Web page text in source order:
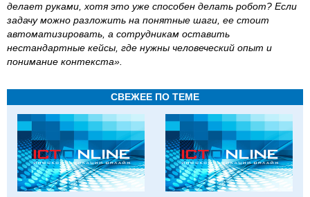
делает руками, хотя это уже способен делать робот? Если
задачу можно разложить на понятные шаги, ее стоит
автоматизировать, а сотрудникам оставить
нестандартные кейсы, где нужны человеческий опыт и
понимание контекста».
СВЕЖЕЕ ПО ТЕМЕ